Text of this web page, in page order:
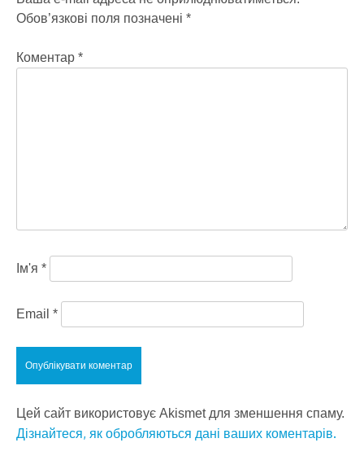
Обов’язкові поля позначені *
Коментар *
Ім'я *
Email *
Цей сайт використовує Akismet для зменшення спаму.
Дізнайтеся, як обробляються дані ваших коментарів.